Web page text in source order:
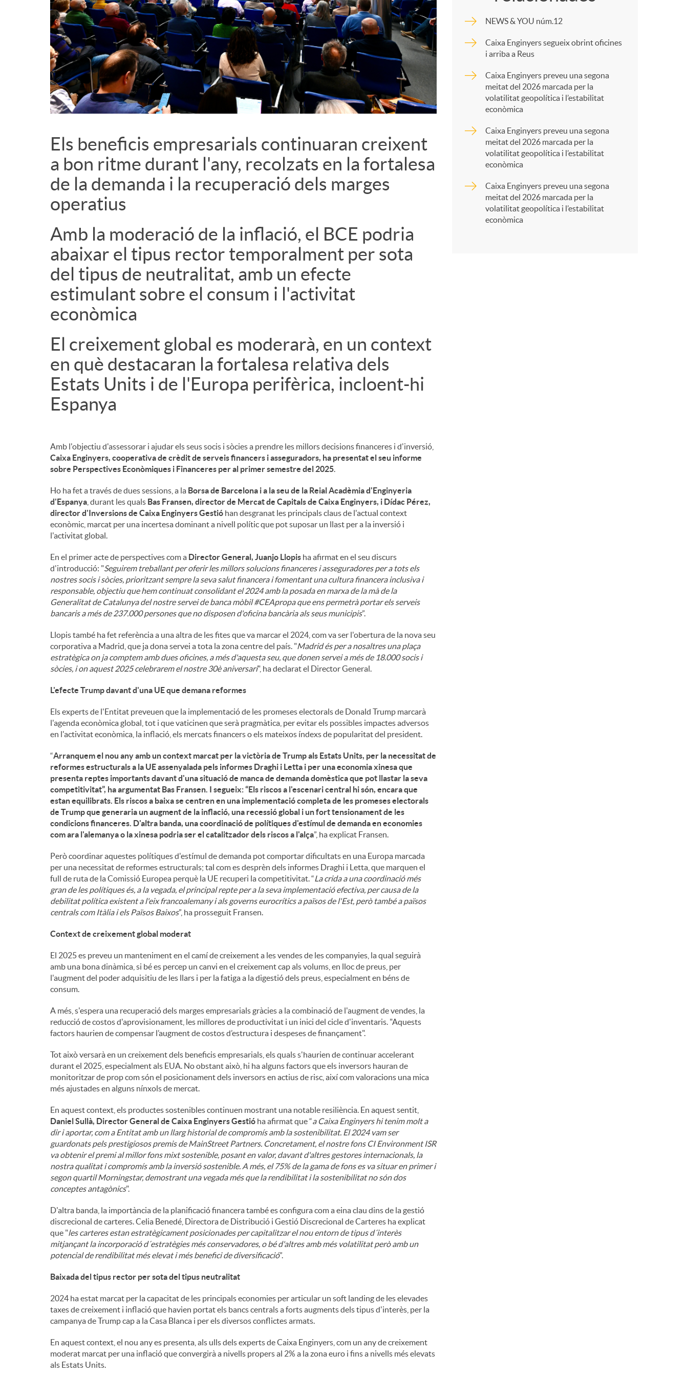
Els beneficis empresarials continuaran creixent
a bon ritme durant l'any, recolzats en la fortalesa
de la demanda i la recuperació dels marges
operatius
Amb la moderació de la inflació, el BCE podria
abaixar el tipus rector temporalment per sota
del tipus de neutralitat, amb un efecte
estimulant sobre el consum i l'activitat
econòmica
El creixement global es moderarà, en un context
en què destacaran la fortalesa relativa dels
Estats Units i de l'Europa perifèrica, incloent-hi
Espanya
Amb l'objectiu d'assessorar i ajudar els seus socis i sòcies a prendre les millors decisions financeres i d'inversió,
Caixa Enginyers, cooperativa de crèdit de serveis financers i asseguradors, ha presentat el seu informe
sobre Perspectives Econòmiques i Financeres per al primer semestre del 2025.
Ho ha fet a través de dues sessions, a la Borsa de Barcelona i a la seu de la Reial Acadèmia d'Enginyeria
d'Espanya , durant les quals Bas Fransen, director de Mercat de Capitals de Caixa Enginyers, i Dídac Pérez,
director d'Inversions de Caixa Enginyers Gestió han desgranat les principals claus de l'actual context
econòmic, marcat per una incertesa dominant a nivell polític que pot suposar un llast per a la inversió i
l'activitat global.
En el primer acte de perspectives com a Director General, Juanjo Llopis ha afirmat en el seu discurs
d'introducció: "Seguirem treballant per oferir les millors solucions financeres i asseguradores per a tots els
nostres socis i sòcies, prioritzant sempre la seva salut financera i fomentant una cultura financera inclusiva i
responsable, objectiu que hem continuat consolidant el 2024 amb la posada en marxa de la mà de la
Generalitat de Catalunya del nostre servei de banca mòbil #CEApropa que ens permetrà portar els serveis
bancaris a més de 237.000 persones que no disposen d'oficina bancària als seus municipis”.
Llopis també ha fet referència a una altra de les fites que va marcar el 2024, com va ser l'obertura de la nova seu
corporativa a Madrid, que ja dona servei a tota la zona centre del país. "Madrid és per a nosaltres una plaça
estratègica on ja comptem amb dues oficines, a més d'aquesta seu, que donen servei a més de 18.000 socis i
sòcies, i on aquest 2025 celebrarem el nostre 30è aniversari", ha declarat el Director General.
L'efecte Trump davant d'una UE que demana reformes
Els experts de l'Entitat preveuen que la implementació de les promeses electorals de Donald Trump marcarà
l'agenda econòmica global, tot i que vaticinen que serà pragmàtica, per evitar els possibles impactes adversos
en l'activitat econòmica, la inflació, els mercats financers o els mateixos índexs de popularitat del president.
“Arranquem el nou any amb un context marcat per la victòria de Trump als Estats Units, per la necessitat de
reformes estructurals a la UE assenyalada pels informes Draghi i Letta i per una economia xinesa que
presenta reptes importants davant d'una situació de manca de demanda domèstica que pot llastar la seva
competitivitat”, ha argumentat Bas Fransen. I segueix: “Els riscos a l'escenari central hi són, encara que
estan equilibrats. Els riscos a baixa se centren en una implementació completa de les promeses electorals
de Trump que generaria un augment de la inflació, una recessió global i un fort tensionament de les
condicions financeres. D'altra banda, una coordinació de polítiques d'estímul de demanda en economies
com ara l'alemanya o la xinesa podria ser el catalitzador dels riscos a l'alça”, ha explicat Fransen.
Però coordinar aquestes polítiques d'estímul de demanda pot comportar dificultats en una Europa marcada
per una necessitat de reformes estructurals; tal com es desprèn dels informes Draghi i Letta, que marquen el
full de ruta de la Comissió Europea perquè la UE recuperi la competitivitat. “La crida a una coordinació més
gran de les polítiques és, a la vegada, el principal repte per a la seva implementació efectiva, per causa de la
debilitat política existent a l'eix francoalemany i als governs eurocrítics a països de l'Est, però també a països
centrals com Itàlia i els Països Baixos”, ha prosseguit Fransen.
Context de creixement global moderat
El 2025 es preveu un manteniment en el camí de creixement a les vendes de les companyies, la qual seguirà
amb una bona dinàmica, si bé es percep un canvi en el creixement cap als volums, en lloc de preus, per
l'augment del poder adquisitiu de les llars i per la fatiga a la digestió dels preus, especialment en béns de
consum.
A més, s'espera una recuperació dels marges empresarials gràcies a la combinació de l'augment de vendes, la
reducció de costos d'aprovisionament, les millores de productivitat i un inici del cicle d'inventaris. "Aquests
factors haurien de compensar l’augment de costos d’estructura i despeses de finançament".
Tot això versarà en un creixement dels beneficis empresarials, els quals s'haurien de continuar accelerant
durant el 2025, especialment als EUA. No obstant això, hi ha alguns factors que els inversors hauran de
monitoritzar de prop com són el posicionament dels inversors en actius de risc, així com valoracions una mica
més ajustades en alguns nínxols de mercat.
En aquest context, els productes sostenibles continuen mostrant una notable resiliència. En aquest sentit,
Daniel Sullà, Director General de Caixa Enginyers Gestió ha afirmat que “a Caixa Enginyers hi tenim molt a
dir i aportar, com a Entitat amb un llarg historial de compromís amb la sostenibilitat. El 2024 vam ser
guardonats pels prestigiosos premisde MainStreet Partners. Concretament, el nostre fons CI Environment ISR
va obtenir el premi al millor fons mixt sostenible, posant en valor, davant d'altres gestores internacionals, la
nostra qualitat i compromís amb la inversió sostenible. A més, el 75% de la gama de fons es va situar en primer i
segon quartil Morningstar, demostrant una vegada més que la rendibilitat i la sostenibilitat no són dos
conceptes antagònics".
D'altra banda, la importància de la planificació financera també es configura com a eina clau dins de la gestió
discrecional de carteres. Celia Benedé, Directora de Distribució i Gestió Discrecional de Carteres ha explicat
que "les carteres estan estratègicament posicionades per capitalitzar el nou entorn de tipus d´interès
mitjançant la incorporació d´estratègies més conservadores, o bé d'altres amb més volatilitat però amb un
potencial de rendibilitat més elevat i més benefici de diversificació”.
Baixada del tipus rector per sota del tipus neutralitat
2024 ha estat marcat per la capacitat de les principals economies per articular un soft landing de les elevades
taxes de creixement i inflació que havien portat els bancs centrals a forts augments dels tipus d'interès, per la
campanya de Trump cap a la Casa Blanca i per els diversos conflictes armats.
En aquest context, el nou any es presenta, als ulls dels experts de Caixa Enginyers, com un any de creixement
moderat marcat per una inflació que convergirà a nivells propers al 2% a la zona euro i fins a nivells més elevats
als Estats Units.
p
NEWS & YOU núm.12
Caixa Enginyers segueix obrint oficines
i arriba a Reus
Caixa Enginyers preveu una segona
meitat del 2026 marcada per la
volatilitat geopolítica i l’estabilitat
econòmica
Caixa Enginyers preveu una segona
meitat del 2026 marcada per la
volatilitat geopolítica i l’estabilitat
econòmica
Caixa Enginyers preveu una segona
meitat del 2026 marcada per la
volatilitat geopolítica i l’estabilitat
econòmica